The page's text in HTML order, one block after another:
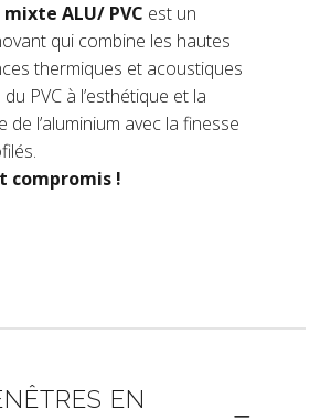
mixte ALU/ PVC est un
qui combine les hautes
thermiques et acoustiques
PVC à l’esthétique et la
de l’aluminium avec la finesse
compromis !
EN